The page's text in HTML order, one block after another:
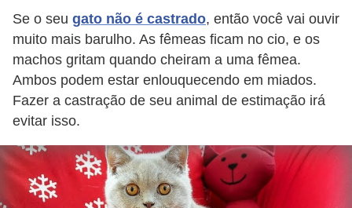
Se o seu gato não é castrado, então você vai ouvir
muito mais barulho. As fêmeas ficam no cio, e os
machos gritam quando cheiram a uma fêmea.
Ambos podem estar enlouquecendo em miados.
Fazer a castração de seu animal de estimação irá
evitar isso.
s
R
é
p